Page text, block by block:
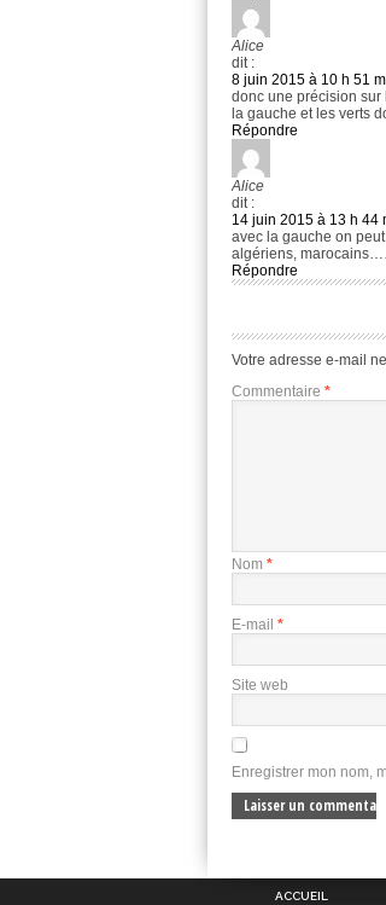
Alice
dit :
8 juin 2015 à 10 h 51
donc une précision sur
la gauche et les verts
Répondre
Alice
dit :
14 juin 2015 à 13 h 44
avec la gauche on
algériens,
Répondre
Votre adresse e-mail
Commentaire *
Nom *
E-mail *
Site web
Enregistrer mon nom,
ACCUEIL